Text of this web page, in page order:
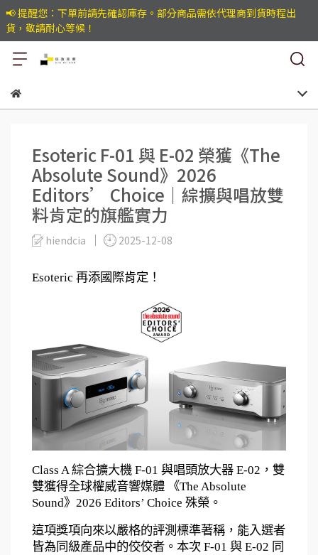
📢 提醒您：下單前請先確認庫存。部分商品需依代理商到貨時程出
貨，敬請耐心等候！
Esoteric F-01 與 E-02 榮獲《The
Absolute Sound》2026
Editors’ Choice｜綜擴與唱放雙
料肯定的旗艦實力
hiendcia 2025-12-08
Esoteric 再添國際肯定！
Class A 綜合擴大機 F-01 與唱頭放大器 E-02，雙
雙獲得全球權威音響媒體 《The Absolute
Sound》2026 Editors’ Choice 殊榮。
這項獎項向來以嚴格的評測標準著稱，能入選者
皆為同級產品中的佼佼者。本次 F-01 與 E-02 同